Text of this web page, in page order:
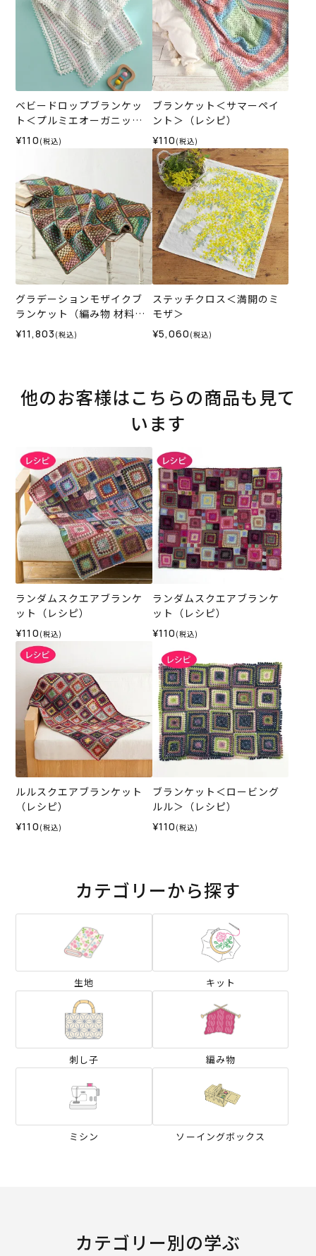
ベビードロップブランケッ
ト＜プルミエオーガニック
コットン＞（レシピ）
¥110 (税込)
ブランケット＜サマーペイ
ント＞（レシピ）
¥110 (税込)
グラデーションモザイクブ
ランケット（編み物 材料セ
ット）
¥11,803 (税込)
ステッチクロス＜満開のミ
モザ＞
¥5,060 (税込)
他のお客様はこちらの商品も見て
います
ランダムスクエアブランケ
ット（レシピ）
¥110 (税込)
ランダムスクエアブランケ
ット（レシピ）
¥110 (税込)
ルルスクエアブランケット
（レシピ）
¥110 (税込)
ブランケット＜ロービング
ルル＞（レシピ）
¥110 (税込)
カテゴリーから探す
生地 キット
刺し子 編み物
ミシン ソーイングボックス
カテゴリー別の学ぶ